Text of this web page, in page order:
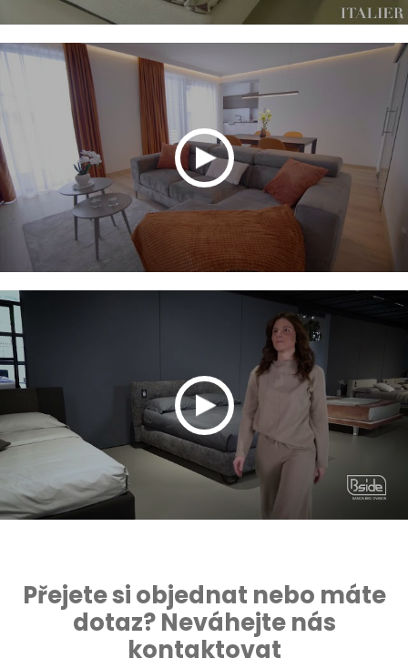
Přejete si objednat nebo máte
dotaz? Neváhejte nás
kontaktovat